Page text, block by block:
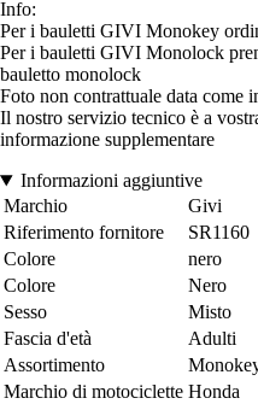
Info:
Per i bauletti GIVI Monokey
Per i bauletti GIVI Monolock
bauletto monolock
Foto non contrattuale data come
Il nostro servizio tecnico è a
informazione supplementare
Informazioni aggiuntive
Marchio
Givi
Riferimento fornitore
SR1160
Colore
nero
Colore
Nero
Sesso
Misto
Fascia d'età
Adulti
Assortimento
Marchio di motociclette Honda